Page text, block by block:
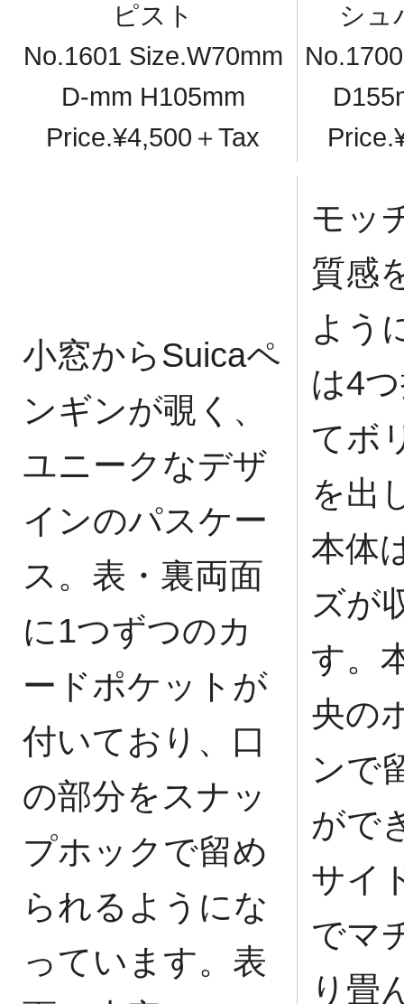
ピスト
No.1601 Size.W70mm
D-mm H105mm
Price.¥4,500＋Tax
シュ
小窓からSuicaペ
ンギンが覗く、
ユニークなデザ
インのパスケー
ス。表・裏両面
に1つずつのカ
ードポケットが
付いており、口
の部分をスナッ
プホックで留め
られるようにな
っています。表
モッ
質感
よう
は4
てボ
を出
本体
ズが
す。
央の
ンで
がで
サイ
でマ
り畳